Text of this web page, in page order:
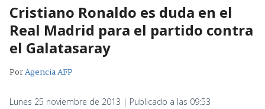
Cristiano Ronaldo es duda en el
Real Madrid para el partido contra
el Galatasaray
PorAgencia AFP
Lunes 25 noviembre de 2013 | Publicado a las 09:53